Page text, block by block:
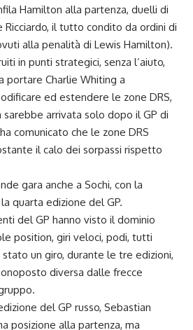
Hamilton alla partenza, duelli di
Ricciardo, il tutto condito da ordini di
alla penalità di Lewis Hamilton).
in punti strategici, senza l’aiuto,
portare Charlie Whiting a
ed estendere le zone DRS,
sarebbe arrivata solo dopo il GP di
comunicato che le zone DRS
il calo dei sorpassi rispetto
gara anche a Sochi, con la
quarta edizione del GP.
del GP hanno visto il dominio
position, giri veloci, podi, tutti
un giro, durante le tre edizioni,
diversa dalle frecce
del GP russo, Sebastian
posizione alla partenza, ma